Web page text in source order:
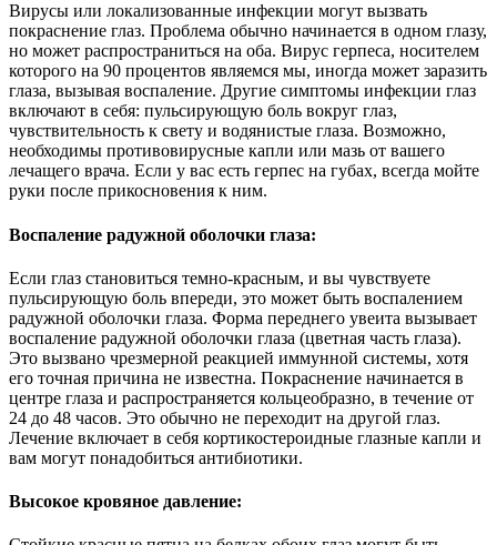
Вирусы или локализованные инфекции могут вызвать
покраснение глаз. Проблема обычно начинается в одном глазу,
но может распространиться на оба. Вирус герпеса, носителем
которого на 90 процентов являемся мы, иногда может заразить
глаза, вызывая воспаление. Другие симптомы инфекции глаз
включают в себя: пульсирующую боль вокруг глаз,
чувствительность к свету и водянистые глаза. Возможно,
необходимы противовирусные капли или мазь от вашего
лечащего врача. Если у вас есть герпес на губах, всегда мойте
руки после прикосновения к ним.
Воспаление радужной оболочки глаза:
Если глаз становиться темно-красным, и вы чувствуете
пульсирующую боль впереди, это может быть воспалением
радужной оболочки глаза. Форма переднего увеита вызывает
воспаление радужной оболочки глаза (цветная часть глаза).
Это вызвано чрезмерной реакцией иммунной системы, хотя
его точная причина не известна. Покраснение начинается в
центре глаза и распространяется кольцеобразно, в течение от
24 до 48 часов. Это обычно не переходит на другой глаз.
Лечение включает в себя кортикостероидные глазные капли и
вам могут понадобиться антибиотики.
Высокое кровяное давление: